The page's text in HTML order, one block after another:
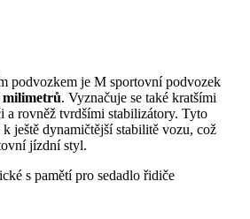
podvozkem je M sportovní podvozek
milimetrů. Vyznačuje se také kratšími
a rovněž tvrdšími stabilizátory. Tyto
ještě dynamičtější stabilitě vozu, což
jízdní styl.
s pamětí pro sedadlo řidiče